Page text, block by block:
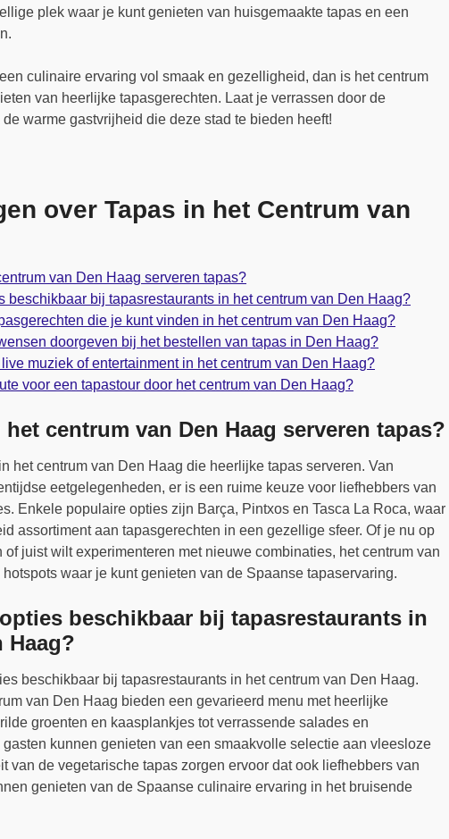
plek waar je kunt genieten van huisgemaakte tapas en een
culinaire ervaring vol smaak en gezelligheid, dan is het centrum
van heerlijke tapasgerechten. Laat je verrassen door de
warme gastvrijheid die deze stad te bieden heeft!
over Tapas in het Centrum van
van Den Haag serveren tapas?
beschikbaar bij tapasrestaurants in het centrum van Den Haag?
die je kunt vinden in het centrum van Den Haag?
doorgeven bij het bestellen van tapas in Den Haag?
muziek of entertainment in het centrum van Den Haag?
voor een tapastour door het centrum van Den Haag?
centrum van Den Haag serveren tapas?
het centrum van Den Haag die heerlijke tapas serveren. Van
eetgelegenheden, er is een ruime keuze voor liefhebbers van
Enkele populaire opties zijn Barça, Pintxos en Tasca La Roca, waar
assortiment aan tapasgerechten in een gezellige sfeer. Of je nu op
juist wilt experimenteren met nieuwe combinaties, het centrum van
waar je kunt genieten van de Spaanse tapaservaring.
beschikbaar bij tapasrestaurants in
Haag?
beschikbaar bij tapasrestaurants in het centrum van Den Haag.
van Den Haag bieden een gevarieerd menu met heerlijke
groenten en kaasplankjes tot verrassende salades en
kunnen genieten van een smaakvolle selectie aan vleesloze
van de vegetarische tapas zorgen ervoor dat ook liefhebbers van
genieten van de Spaanse culinaire ervaring in het bruisende